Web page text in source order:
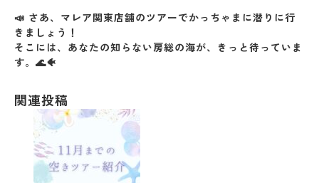
📣 さあ、マレア関東店舗のツアーでかっちゃまに潜りに行
きましょう！
そこには、あなたの知らない房総の海が、きっと待っていま
す。🌊🐠
関連投稿